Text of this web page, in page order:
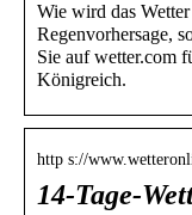
Wie wird das
Regenvorhersage,
Sie auf wetter.com
Königreich.
http s://
14-Tage-